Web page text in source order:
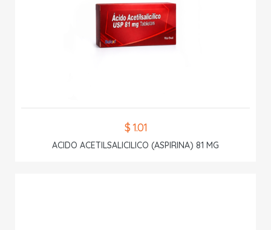
$ 1.01
ACIDO ACETILSALICILICO (ASPIRINA) 81 MG